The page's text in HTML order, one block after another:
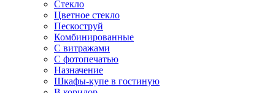
Стекло
Цветное стекло
Пескоструй
Комбинированные
С витражами
С фотопечатью
Назначение
Шкафы-купе в гостиную